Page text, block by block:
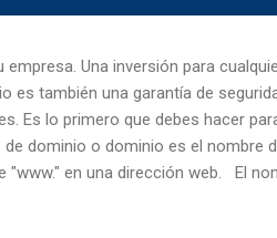
Una inversión para
también una garantía de
Es lo primero que debes hacer
dominio o dominio es el nombre
en una dirección web. El
acudiendo a un registrador de